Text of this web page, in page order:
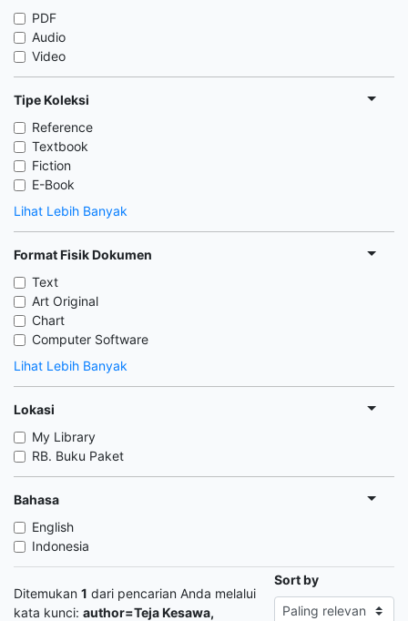
PDF
Audio
Video
Tipe Koleksi
Reference
Textbook
Fiction
E-Book
Lihat Lebih Banyak
Format Fisik Dokumen
Text
Art Original
Chart
Computer Software
Lihat Lebih Banyak
Lokasi
My Library
RB. Buku Paket
Bahasa
English
Indonesia
Ditemukan 1 dari pencarian Anda melalui
kata kunci: author=Teja Kesawa,
Sort by